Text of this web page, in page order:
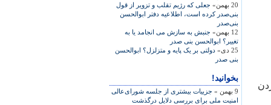
20 بهمن»
جعلی که رژيم تقلب و تزوير از قول
بنی‌صدر کرده است، اطلاعيه دفتر ابوالحسن
بنی‌صدر
12 بهمن»
جنبش به سازش می انجامد يا به
تغيير؟ ابوالحسن بنی صدر
25 دی»
دولتی بر يک پايه و متزلزل؟ ابوالحسن
بنی صدر
بخوانید!
9 بهمن »
جزییات بیشتری از جلسه شورای‌عالی
امنیت ملی برای بررسی دلایل درگذشت